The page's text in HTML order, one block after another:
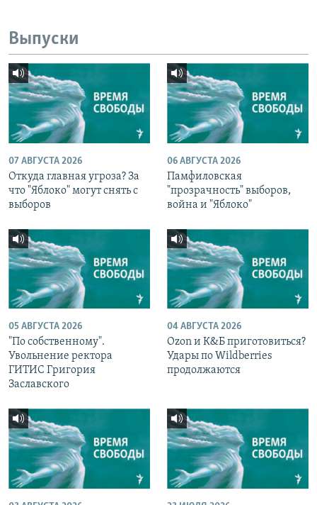
Выпуски
07 АВГУСТА 2026
Откуда главная угроза? За
что "Яблоко" могут снять с
выборов
06 АВГУСТА 2026
Памфиловская
"прозрачность" выборов,
война и "Яблоко"
05 АВГУСТА 2026
"По собственному".
Увольнение ректора
ГИТИС Григория
Заславского
04 АВГУСТА 2026
Ozon и К&Б приготовиться?
Удары по Wildberries
продолжаются